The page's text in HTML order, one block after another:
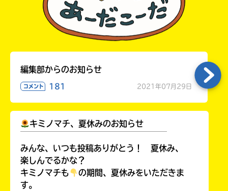
編集部からのお知らせ
コメント 181 2021年07月29日
キミノマチ、夏休みのお知らせ
みんな、いつも投稿ありがとう！ 夏休み、
楽しんでるかな？
キミノマチも
の期間、夏休みをいただきま
す。